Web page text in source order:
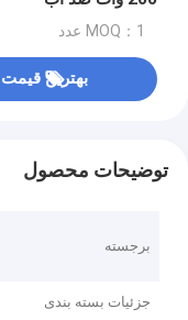
MOQ：1 عدد
بهترین قیمت
توضیحات محصول
برجسته
جزئیات بسته بندی